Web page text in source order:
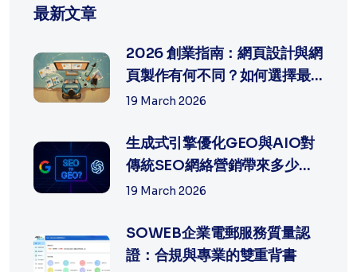
最新文章
2026 創業指南：網頁設計與網
頁製作有何不同？如何選擇最
適合中...
19 March 2026
生成式引擎優化GEO與AIO對
傳統SEO網絡營銷帶來多少沖
擊?
19 March 2026
SOWEB企業電郵服務質量認
證：合規與專業的雙重背書